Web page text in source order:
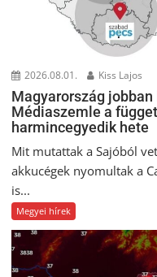
2026.08.01. Kiss Lajos
Magyarország
Médiaszemle a
harmincegyedik hete
Mit mutattak a Sajóból
akkucégek nyomultak a
is...
Megyei hírek